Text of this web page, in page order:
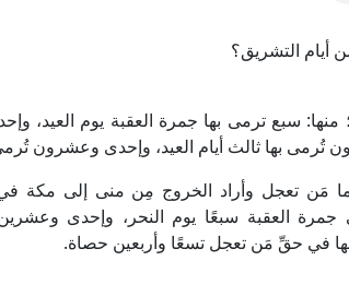
أيام التشريق؟
سبع ترمى بها جمرة العقبة يوم العيد،
تُرمى بها ثالث أيام العيد، وإحدى وعشرون تُرمى
مَن تعجل وأراد الخروج مِن منى إلى مكة في
جمرة العقبة سبعًا يوم النحر، وإحدى
في حقِّ مَن تعجل تسعًا وأربعين حصاة.